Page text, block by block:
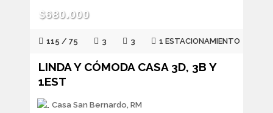
$680.000
115 / 75 3 3 1 ESTACIONAMIENTO
LINDA Y CÓMODA CASA 3D, 3B Y
1EST
Casa San Bernardo, RM